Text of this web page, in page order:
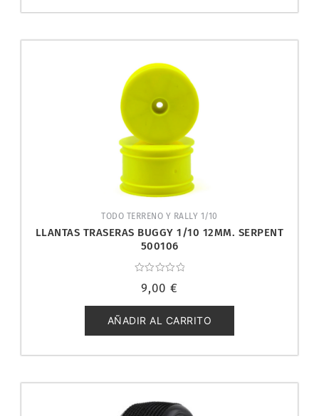
TODO TERRENO Y RALLY 1/10
LLANTAS TRASERAS BUGGY 1/10 12MM. SERPENT
500106
con
de
5
9,00 €
AÑADIR AL CARRITO